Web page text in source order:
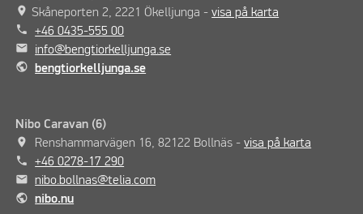
place Skåneporten 2, 2221 Ökelljunga -visa på karta
phone
+46 0435-555 00
mail
info@bengtiorkelljunga.se
public
bengtiorkelljunga.se
Nibo Caravan (6)
place
Renshammarvägen 16, 82122 Bollnäs -visa på karta
phone
+46 0278-17 290
mail nibo.bollnas@telia.com
public nibo.nu